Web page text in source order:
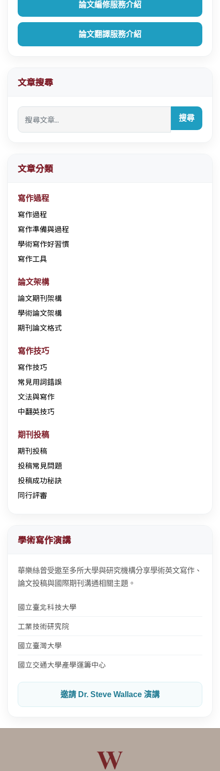
論文編修服務介紹
論文翻譯服務介紹
文章搜尋
搜尋
文章分類
寫作過程
寫作過程
寫作準備與過程
學術寫作好習慣
寫作工具
論文架構
論文期刊架構
學術論文架構
期刊論文格式
寫作技巧
寫作技巧
常見用詞錯誤
文法與寫作
中翻英技巧
期刊投稿
期刊投稿
投稿常見問題
投稿成功秘訣
同行評審
學術寫作演講
華樂絲曾受邀至多所大學與研究機構分享學術英文寫作、
論文投稿與國際期刊溝通相關主題。
國立臺北科技大學
工業技術研究院
國立臺灣大學
國立交通大學產學運籌中心
邀請 Dr. Steve Wallace 演講